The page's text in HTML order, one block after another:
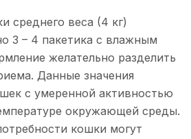
среднего веса (4 кг)
3 – 4 пакетика с влажным
желательно разделить
Данные значения
с умеренной активностью
окружающей среды.
кошки могут